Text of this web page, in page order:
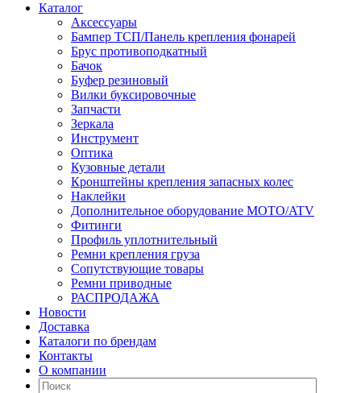
Каталог
Аксессуары
Бампер ТСП/Панель крепления фонарей
Брус противоподкатный
Бачок
Буфер резиновый
Вилки буксировочные
Запчасти
Зеркала
Инструмент
Оптика
Кузовные детали
Кронштейны крепления запасных колес
Наклейки
Дополнительное оборудование MOTO/ATV
Фитинги
Профиль уплотнительный
Ремни крепления груза
Сопутствующие товары
Ремни приводные
РАСПРОДАЖА
Новости
Доставка
Каталоги по брендам
Контакты
О компании